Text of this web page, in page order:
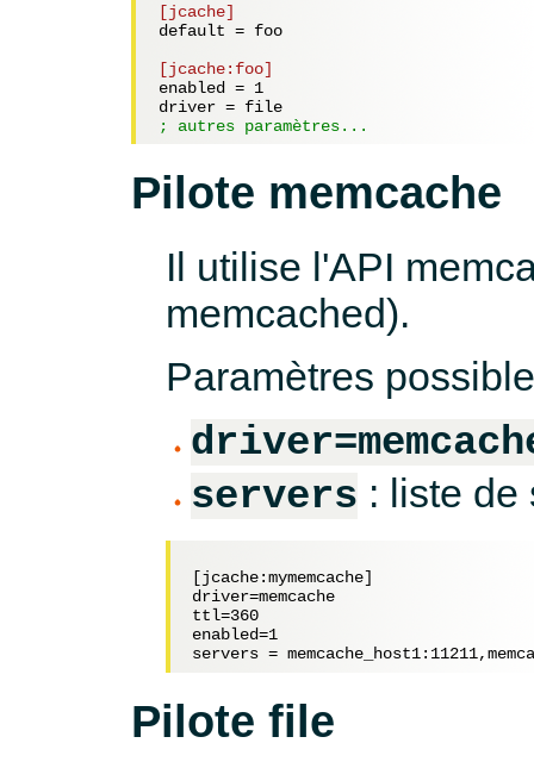
[jcache]
default = foo
[jcache:foo]
enabled = 1
driver = file
; autres paramètres...
Pilote memcache
Il utilise l'API
memcached).
Paramètres
servers : liste de
[jcache:mymemcache]
driver=memcache
ttl=360
enabled=1
Pilote file